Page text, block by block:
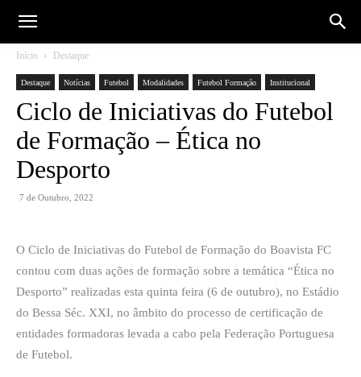
Início Destaque
Destaque Notícias Futebol Modalidades Futebol Formação Institucional
Ciclo de Iniciativas do Futebol
de Formação – Ética no
Desporto
7 de Outubro, 2022
O Ciclo de Iniciativas do Futebol de Formação do Boavista FC
contou com duas ações de formação sobre a temática “Ética no
Desporto” realizadas esta quinta feira (6 de outubro), no Estádio
do Bessa Séc. XXI, no âmbito do processo de certificação de
entidades formadoras levada a cabo pela Federação Portuguesa
de Futebol.